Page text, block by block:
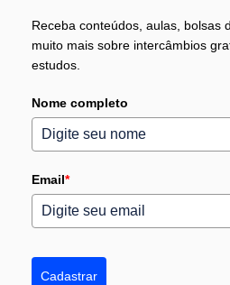
Receba conteúdos, aulas, bolsas
muito mais sobre intercâmbios
estudos.
Nome completo
Email*
Cadastrar